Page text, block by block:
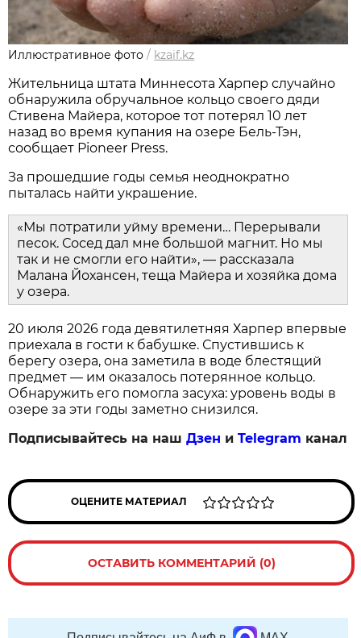
Иллюстративное фото / kzaif.kz
Жительница штата Миннесота Харпер случайно
обнаружила обручальное кольцо своего дяди
Стивена Майера, которое тот потерял 10 лет
назад во время купания на озере Бель-Тэн,
сообщает Pioneer Press.
За прошедшие годы семья неоднократно
пыталась найти украшение.
«Мы потратили уйму времени… Перерывали
песок. Сосед дал мне большой магнит. Но мы
так и не смогли его найти», — рассказала
Малана Йохансен, теща Майера и хозяйка дома
у озера.
20 июля 2026 года девятилетняя Харпер впервые
приехала в гости к бабушке. Спустившись к
берегу озера, она заметила в воде блестящий
предмет — им оказалось потерянное кольцо.
Обнаружить его помогла засуха: уровень воды в
озере за эти годы заметно снизился.
Подписывайтесь на нашДзен иTelegram канал
ОЦЕНИТЕ МАТЕРИАЛ
ОСТАВИТЬ КОММЕНТАРИЙ (0)